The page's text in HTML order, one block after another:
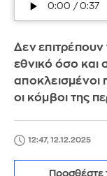
Δεν
εθνικό όσο και
αποκλεισμένοι
οι κόμβοι της
12:47, 12.12.2025
Προσθέστε